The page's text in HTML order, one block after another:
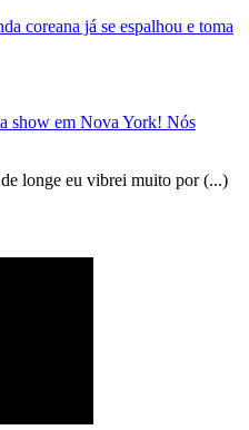
coreana já se espalhou e toma
show em Nova York! Nós
longe eu vibrei muito por (...)